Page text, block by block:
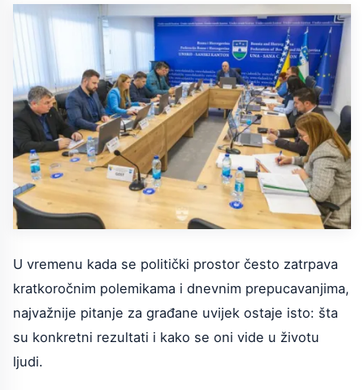
U vremenu kada se politički prostor često zatrpava
kratkoročnim polemikama i dnevnim prepucavanjima,
najvažnije pitanje za građane uvijek ostaje isto: šta
su konkretni rezultati i kako se oni vide u životu
ljudi.